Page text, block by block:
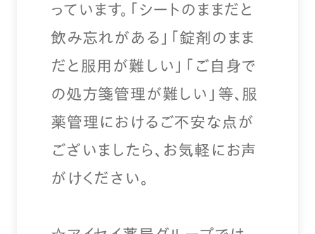
っています。「シートのままだと
飲み忘れがある」「錠剤のまま
だと服用が難しい」「ご自身で
の処方箋管理が難しい」等、服
薬管理におけるご不安な点が
ございましたら、お気軽にお声
がけください。